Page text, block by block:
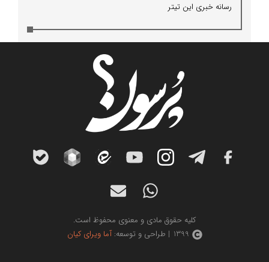
رسانه خبری این تیتر
کلیه حقوق مادی و معنوی محفوظ است.
1399 | طراحی و توسعه:
آما ویرای کیان